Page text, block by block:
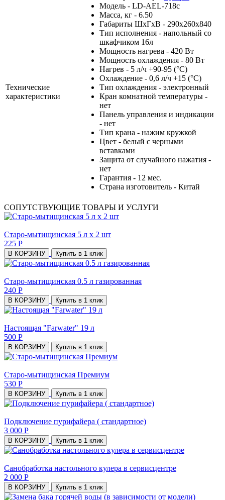
Технические
характеристики
Модель - LD-AEL-718c
Масса, кг - 6.50
Габариты ШхГхВ - 290x260x840
Тип исполнения - напольный со
шкафчиком 16л
Мощность нагрева - 420 Вт
Мощность охлаждения - 80 Вт
Нагрев - 5 л/ч +90-95 (°С)
Охлаждение - 0,6 л/ч +15 (°С)
Тип охлаждения - электронный
Кран комнатной температуры -
нет
Панель управления и индикации
- нет
Тип крана - нажим кружкой
Цвет - белый с черными
вставками
Защита от случайного нажатия -
нет
Гарантия - 12 мес.
Страна изготовитель - Китай
СОПУТСТВУЮЩИЕ ТОВАРЫ И УСЛУГИ
Старо-мытищинская 5 л х 2 шт
225 Р
В КОРЗИНУ Купить в 1 клик
Старо-мытищинская 0.5 л газированная
240 Р
В КОРЗИНУ Купить в 1 клик
Настоящая "Farwater" 19 л
500 Р
В КОРЗИНУ Купить в 1 клик
Старо-мытищинская Премиум
530 Р
В КОРЗИНУ Купить в 1 клик
Подключение пурифайера ( стандартное)
3 000 Р
В КОРЗИНУ Купить в 1 клик
Санобработка настольного кулера в сервисцентре
2 000 Р
В КОРЗИНУ Купить в 1 клик